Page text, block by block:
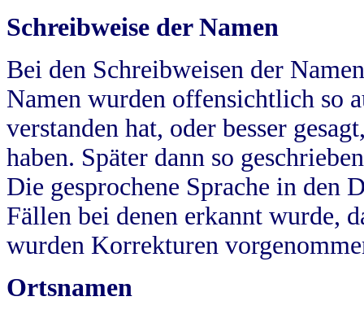
Schreibweise der Namen
Bei den Schreibweisen der
Namen wurden offensichtlich so
verstanden hat, oder besser
haben. Später dann so
Die gesprochene Sprache in
Fällen bei denen erkannt wurde,
wurden Korrekturen
Ortsnamen